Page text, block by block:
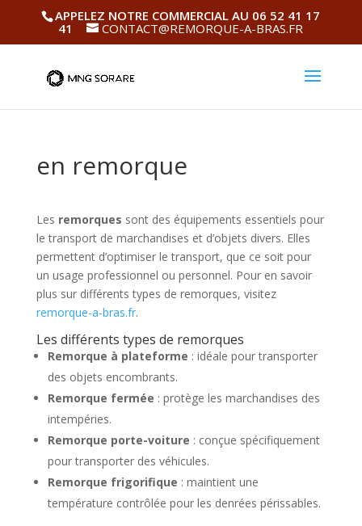
APPELEZ NOTRE COMMERCIAL AU 06 52 41 17
41
CONTACT@REMORQUE-A-BRAS.FR
en remorque
Les remorques sont des équipements essentiels pour
le transport de marchandises et d’objets divers. Elles
permettent d’optimiser le transport, que ce soit pour
un usage professionnel ou personnel. Pour en savoir
plus sur différents types de remorques, visitez
remorque-a-bras.fr.
Les différents types de remorques
Remorque à plateforme : idéale pour transporter
des objets encombrants.
Remorque fermée : protège les marchandises des
intempéries.
Remorque porte-voiture : conçue spécifiquement
pour transporter des véhicules.
Remorque frigorifique : maintient une
température contrôlée pour les denrées périssables.